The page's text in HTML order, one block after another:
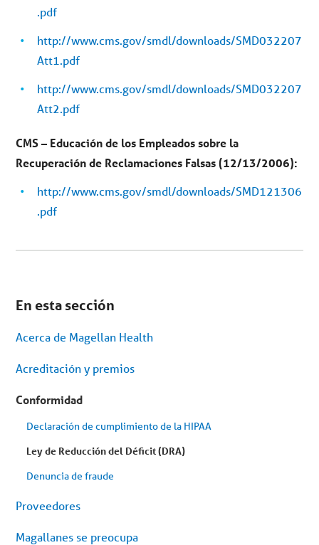
el
secundario.
Saltar
contenido
del
En esta sección
Acerca de Magellan Health
Acreditación y premios
Conformidad
Declaración de cumplimiento de la HIPAA
Ley de Reducción del Déficit (DRA)
Denuncia de fraude
Proveedores
Magallanes se preocupa
.pdf
http://www.cms.gov/smdl/downloads/SMD032207
Att1.pdf
http://www.cms.gov/smdl/downloads/SMD032207
Att2.pdf
CMS – Educación de los Empleados sobre la
Recuperación de Reclamaciones Falsas (12/13/2006):
http://www.cms.gov/smdl/downloads/SMD121306
.pdf